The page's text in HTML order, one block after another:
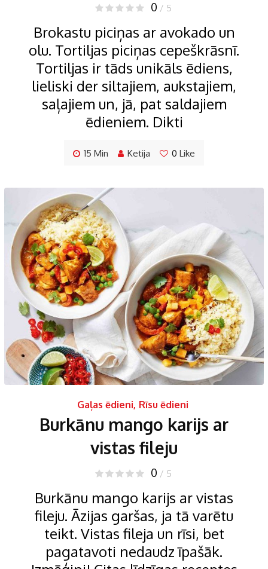
0 / 5
Brokastu piciņas ar avokado un
olu. Tortiljas piciņas cepeškrāsnī.
Tortiljas ir tāds unikāls ēdiens,
lieliski der siltajiem, aukstajiem,
saļajiem un, jā, pat saldajiem
ēdieniem. Dikti
15 Min Ketija 0 Like
Gaļas ēdieni, Rīsu ēdieni
Burkānu mango karijs ar
vistas fileju
0 / 5
Burkānu mango karijs ar vistas
fileju. Āzijas garšas, ja tā varētu
teikt. Vistas fileja un rīsi, bet
pagatavoti nedaudz īpašāk.